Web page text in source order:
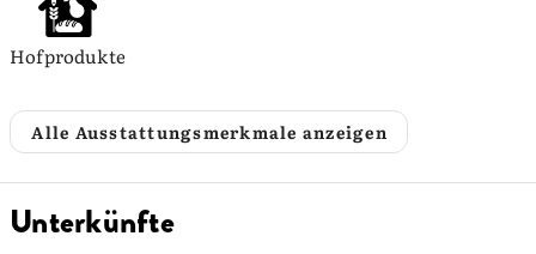
Hofprodukte
Alle Ausstattungsmerkmale anzeigen
Unterkünfte